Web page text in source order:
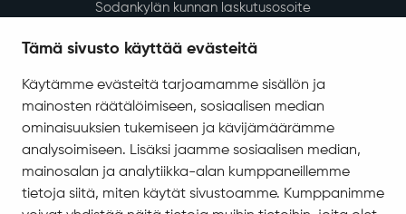
Tämä sivusto käyttää evästeitä
Käytämme evästeitä tarjoamamme sisällön ja
mainosten räätälöimiseen, sosiaalisen median
ominaisuuksien tukemiseen ja kävijämäärämme
analysoimiseen. Lisäksi jaamme sosiaalisen median,
mainosalan ja analytiikka-alan kumppaneillemme
tietoja siitä, miten käytät sivustoamme. Kumppanimme
Sodankylän kunnan laskutusosoite
Asiakirjajulkisuuskuvaus
Evästeiden hallinta
Yhteystiedot
Jäämerentie 1, 99601 Sodankylä